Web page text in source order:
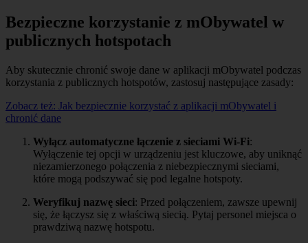
Bezpieczne korzystanie z mObywatel w
publicznych hotspotach
Aby skutecznie chronić swoje dane w aplikacji mObywatel podczas
korzystania z publicznych hotspotów, zastosuj następujące zasady:
Zobacz też: Jak bezpiecznie korzystać z aplikacji mObywatel i
chronić dane
Wyłącz automatyczne łączenie z sieciami Wi-Fi:
Wyłączenie tej opcji w urządzeniu jest kluczowe, aby uniknąć
niezamierzonego połączenia z niebezpiecznymi sieciami,
które mogą podszywać się pod legalne hotspoty.
Weryfikuj nazwę sieci: Przed połączeniem, zawsze upewnij
się, że łączysz się z właściwą siecią. Pytaj personel miejsca o
prawdziwą nazwę hotspotu.